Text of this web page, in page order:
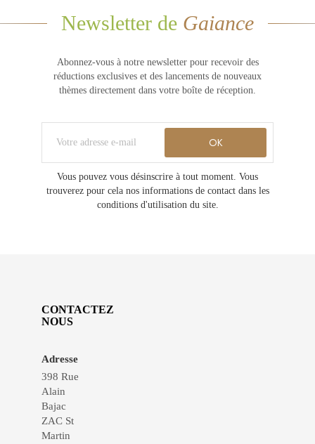
Newsletter de Gaiance
Abonnez-vous à notre newsletter pour recevoir des
réductions exclusives et des lancements de nouveaux
thèmes directement dans votre boîte de réception.
Vous pouvez vous désinscrire à tout moment. Vous
trouverez pour cela nos informations de contact dans les
conditions d'utilisation du site.
CONTACTEZ
NOUS
Adresse
398 Rue
Alain
Bajac
ZAC St
Martin